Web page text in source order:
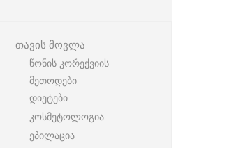
თავის მოვლა
წონის კორექვიის
მეთოდები
დიეტები
კოსმეტოლოგია
ეპილაცია